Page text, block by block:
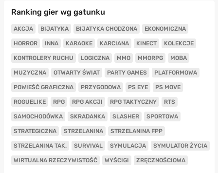
Ranking gier wg gatunku
AKCJA BIJATYKA BIJATYKA CHODZONA EKONOMICZNA
HORROR INNA KARAOKE KARCIANA KINECT KOLEKCJE
KONTROLERY RUCHU LOGICZNA MMO MMORPG MOBA
MUZYCZNA OTWARTY ŚWIAT PARTY GAMES PLATFORMOWA
POWIEŚĆ GRAFICZNA PRZYGODOWA PS EYE PS MOVE
ROGUELIKE RPG RPG AKCJI RPG TAKTYCZNY RTS
SAMOCHODÓWKA SKRADANKA SLASHER SPORTOWA
STRATEGICZNA STRZELANINA STRZELANINA FPP
STRZELANINA TAK. SURVIVAL SYMULACJA SYMULATOR ŻYCIA
WIRTUALNA RZECZYWISTOŚĆ WYŚCIGI ZRĘCZNOŚCIOWA